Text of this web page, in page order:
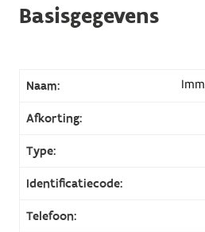
Basisgegevens
Naam:
Afkorting:
Type:
Identificatiecode:
Telefoon: